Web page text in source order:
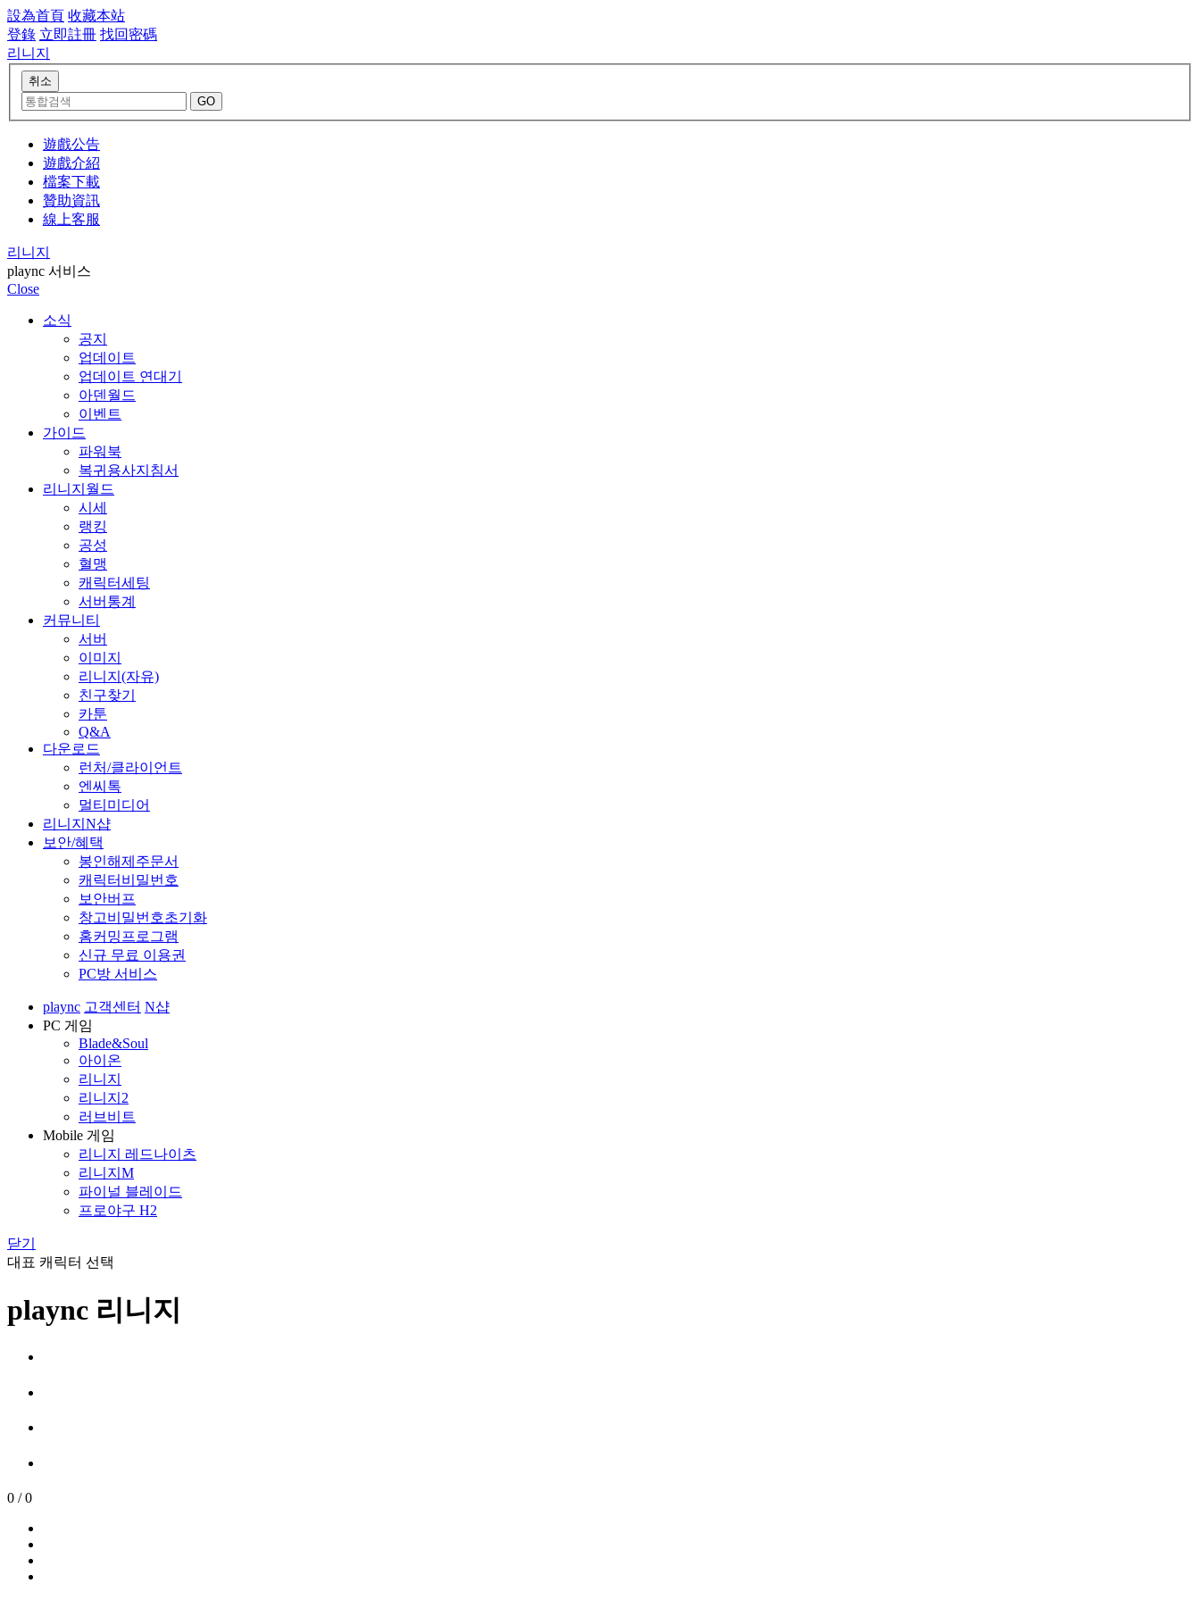
設為首頁 收藏本站
登錄 立即註冊 找回密碼
리니지
遊戲公告
遊戲介紹
檔案下載
贊助資訊
線上客服
리니지
plaync 서비스
Close
소식
공지
업데이트
업데이트 연대기
아덴월드
이벤트
가이드
파워북
복귀용사지침서
리니지월드
시세
랭킹
공성
혈맹
캐릭터세팅
서버통계
커뮤니티
서버
이미지
리니지(자유)
친구찾기
카툰
Q&A
다운로드
런처/클라이언트
엔씨톡
멀티미디어
리니지N샵
보안/혜택
봉인해제주문서
캐릭터비밀번호
보안버프
창고비밀번호초기화
홈커밍프로그램
신규 무료 이용권
PC방 서비스
plaync 고객센터 N샵
PC 게임
Blade&Soul
아이온
리니지
리니지2
러브비트
Mobile 게임
리니지 레드나이츠
리니지M
파이널 블레이드
프로야구 H2
닫기
대표 캐릭터 선택
plaync 리니지
0 / 0